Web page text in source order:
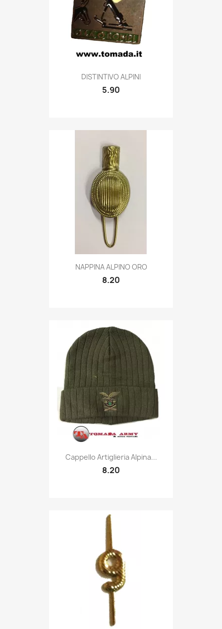
Quick view
DISTINTIVO ALPINI
5.90
Quick view
NAPPINA ALPINO ORO
8.20
 Quick view
Cappello Artiglieria Alpina...
8.20